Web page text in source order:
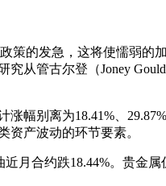
策的发急，这将使懦弱的
从管古尔登（Joney
别离为18.41%、
产波动的环节要素。
合约跌18.44%。贵金属